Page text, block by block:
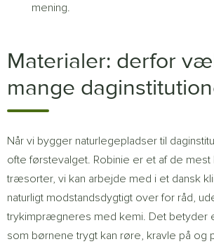
mening.
Materialer: derfor
mange
Når vi bygger naturlegepladser til
ofte førstevalget. Robinie er et af de mest
træsorter, vi kan arbejde med i et dansk
naturligt modstandsdygtigt over for råd,
trykimprægneres med kemi. Det betyder
som børnene trygt kan røre, kravle på og